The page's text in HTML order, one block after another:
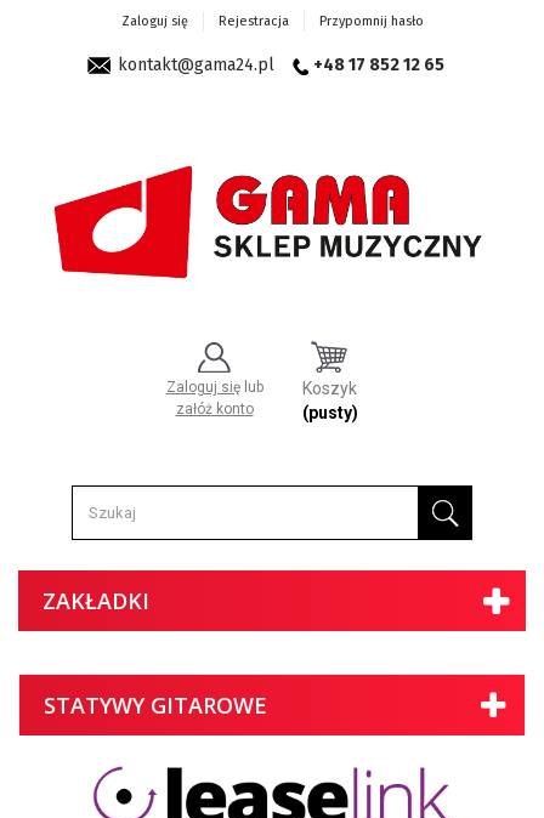
Zaloguj się Rejestracja Przypomnij hasło
kontakt@gama24.pl +48 17 852 12 65
Zaloguj się lub
załóż konto
Koszyk
(pusty)
ZAKŁADKI
STATYWY GITAROWE